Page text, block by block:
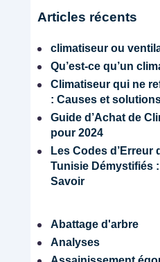
Articles récents
climatiseur ou
Qu’est-ce qu’un
Climatiseur qui ne
: Causes et
Guide d’Achat de
pour 2024
Les Codes d’Erreur
Tunisie Démystifiés
Savoir
Abattage d'arbre
Analyses